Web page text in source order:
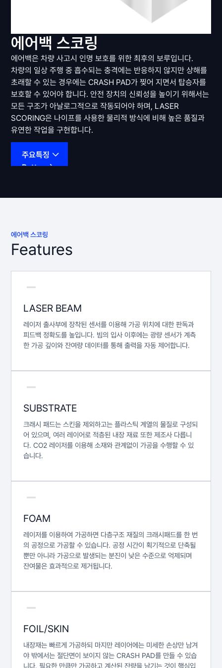
에어백 스코링
에어백은 차량 사고시 인명 보호를 위한 최후의 보루입니다.
차량의 일상 주행 중 흡수되는 충격에는 반응하지 않지만 상해를
초래할 수 있는 경우에는 CRASH PAD가 찢어 지면서 탑승자를
보호할 수 있어야 합니다. 안전 장치의 신뢰성을 높이기 위해서는
모든 구조가 아날로그적으로 작동되어야 하며, LASER
SCORING은 나이프를 사용한 물리적 방식에 비해 높은 품질과
유연한 작업을 구현합니다.
주요특징
Button
에어백 스코링
Features
LASER BEAM
레이저 출사부에 장착된 센서를 이용해 가공 위치에 대한 판독과
피드백 정확도를 높입니다. 빔의 입사 이후에는 광량 센서가 계측
한 가공 깊이와 잔여량 데이터를 통해 출력을 자동 제어합니다.
SUBSTRATE
크래시 패드는 스킨을 제외하고는 플라스틱 계열의 물질로 구성되
어 있으며, 여러 레이어로 적층된 내장 재료 또한 제조사 다릅니
다. CO2 레이저를 이용해 소재와 관계없이 가공을 수행할 수 있
습니다.
FOAM
레이저를 이용하여 가공하면 다층구조 재질의 크래시패드를 한 번
의 공정으로 가공할 수 있습니다. 공정 시간이 획기적으로 단축될
뿐만 아니라 가공으로 발생되는 분진이 낮은 수준으로 억제되며
잔여물은 효과적으로 제거됩니다.
FOIL/SKIN
내장재는 빠르게 가공하되 마지만 레이어에는 미세한 손상만 남겨
야 밖에서는 절단면이 보이지 않는 CRASH PAD를 만들 수 있습
니다. 필요한 만큼만 가공하고 계산된 잔량을 남기는 것이 핵심입